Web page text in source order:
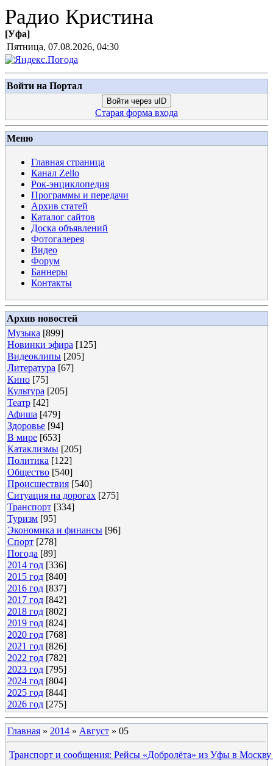
Радио Кристина
[Уфа]
Пятница, 07.08.2026, 04:30
Войти на Портал
Войти через uID
Старая форма входа
Меню
Главная страница
Канал Zello
Рок-энциклопедия
Программы и передачи
Архив статей
Каталог сайтов
Доска объявлений
Фотогалерея
Видео
Форум
Баннеры
Контакты
Архив новостей
Музыка [899]
Новинки эфира [125]
Видеоклипы [205]
Литература [67]
Кино [75]
Культура [205]
Театр [42]
Афиша [479]
Здоровье [94]
В мире [653]
Катаклизмы [205]
Политика [122]
Общество [540]
Происшествия [540]
Ситуация на дорогах [275]
Транспорт [334]
Туризм [95]
Экономика и финансы [96]
Спорт [278]
Погода [89]
2014 год [336]
2015 год [840]
2016 год [837]
2017 год [842]
2018 год [802]
2019 год [824]
2020 год [768]
2021 год [826]
2022 год [782]
2023 год [795]
2024 год [804]
2025 год [844]
2026 год [275]
Главная » 2014 » Август » 05
Транспорт и сообщения: Рейсы «Добролёта» из Уфы в